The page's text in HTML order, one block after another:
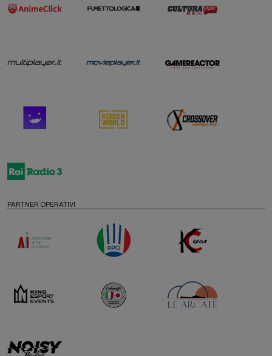
PARTNER OPERATIVI